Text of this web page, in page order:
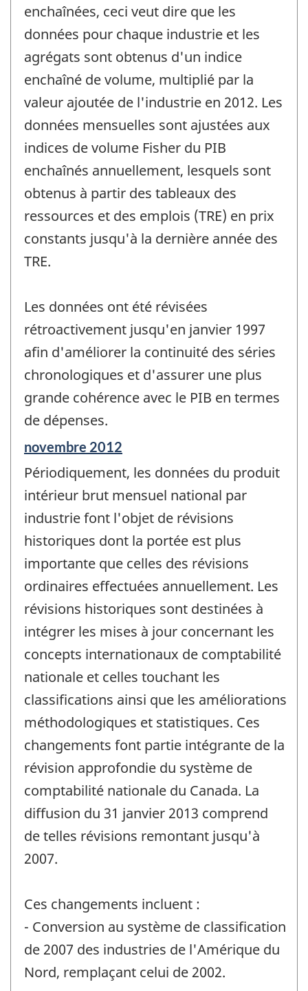
enchaînées, ceci veut dire que les
données pour chaque industrie et les
agrégats sont obtenus d'un indice
enchaîné de volume, multiplié par la
valeur ajoutée de l'industrie en 2012. Les
données mensuelles sont ajustées aux
indices de volume Fisher du PIB
enchaînés annuellement, lesquels sont
obtenus à partir des tableaux des
ressources et des emplois (TRE) en prix
constants jusqu'à la dernière année des
TRE.
Les données ont été révisées
rétroactivement jusqu'en janvier 1997
afin d'améliorer la continuité des séries
chronologiques et d'assurer une plus
grande cohérence avec le PIB en termes
de dépenses.
Période
référence
de
-
novembre 2012
Périodiquement, les données du produit
intérieur brut mensuel national par
industrie font l'objet de révisions
historiques dont la portée est plus
importante que celles des révisions
ordinaires effectuées annuellement. Les
révisions historiques sont destinées à
intégrer les mises à jour concernant les
concepts internationaux de comptabilité
nationale et celles touchant les
classifications ainsi que les améliorations
méthodologiques et statistiques. Ces
changements font partie intégrante de la
révision approfondie du système de
comptabilité nationale du Canada. La
diffusion du 31 janvier 2013 comprend
de telles révisions remontant jusqu'à
2007.
Ces changements incluent :
- Conversion au système de classification
de 2007 des industries de l'Amérique du
Nord, remplaçant celui de 2002.